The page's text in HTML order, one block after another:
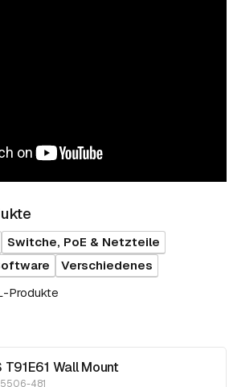
Switche, PoE & Netzteile
Verschiedenes
Produkte
T91E61 Wall Mount
5506-481